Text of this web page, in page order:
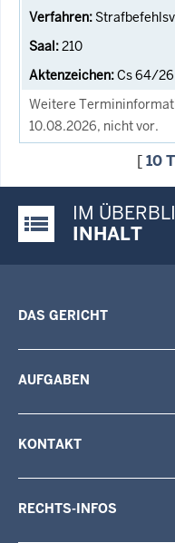
210
Cs 64/26
Weitere
10.08.2026, nicht vor.
[10
Justiz-Portal im
IM
INHALT
DAS GERICHT
AUFGABEN
KONTAKT
RECHTS-INFOS